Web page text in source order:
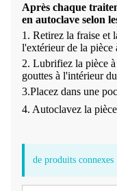
Après chaque
en autoclave selon
1. Retirez la fraise et
l'extérieur de la pièce
2. Lubrifiez la pièce
gouttes à l'intérieur
3.Placez dans une
4. Autoclavez la
de produits connexes